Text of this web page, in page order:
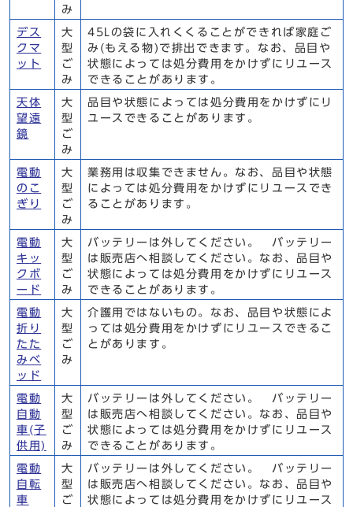
み
デス
クマ
ット
大
型
ご
み
45Lの袋に入れくくることができれば家庭ご
み(もえる物)で排出できます。なお、品目や
状態によっては処分費用をかけずにリユース
できることがあります。
天体
望遠
鏡
大
型
ご
み
品目や状態によっては処分費用をかけずにリ
ユースできることがあります。
電動
のこ
ぎり
大
型
ご
み
業務用は収集できません。なお、品目や状態
によっては処分費用をかけずにリユースでき
ることがあります。
電動
キッ
クボ
ード
大
型
ご
み
バッテリーは外してください。 バッテリー
は販売店へ相談してください。なお、品目や
状態によっては処分費用をかけずにリユース
できることがあります。
電動
折り
たた
みベ
ッド
大
型
ご
み
介護用ではないもの。なお、品目や状態によ
っては処分費用をかけずにリユースできるこ
とがあります。
電動
自動
車(子
供用)
大
型
ご
み
バッテリーは外してください。 バッテリー
は販売店へ相談してください。なお、品目や
状態によっては処分費用をかけずにリユース
できることがあります。
電動
自転
車
大
型
ご
バッテリーは外してください。 バッテリー
は販売店へ相談してください。なお、品目や
状態によっては処分費用をかけずにリユース